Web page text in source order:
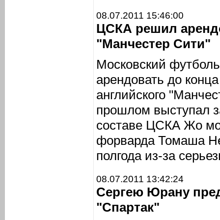
08.07.2011 15:46:00
ЦСКА решил
"Манчестер Сити"
Московский
арендовать до
английского
прошлом выступал
составе ЦСКА Жо
форварда Томаша
полгода из-за
08.07.2011 13:42:24
Сергею Юрану
"Спартак"